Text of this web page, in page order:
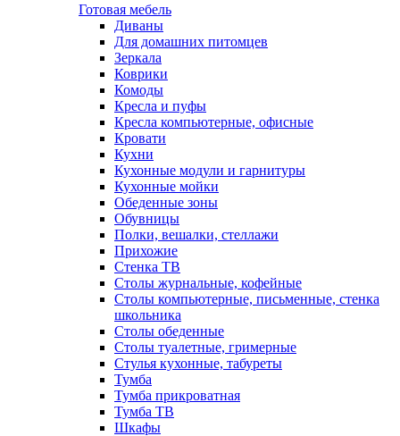
Готовая мебель
Диваны
Для домашних питомцев
Зеркала
Коврики
Комоды
Кресла и пуфы
Кресла компьютерные, офисные
Кровати
Кухни
Кухонные модули и гарнитуры
Кухонные мойки
Обеденные зоны
Обувницы
Полки, вешалки, стеллажи
Прихожие
Стенка ТВ
Столы журнальные, кофейные
Столы компьютерные, письменные, стенка
школьника
Столы обеденные
Столы туалетные, гримерные
Стулья кухонные, табуреты
Тумба
Тумба прикроватная
Тумба ТВ
Шкафы